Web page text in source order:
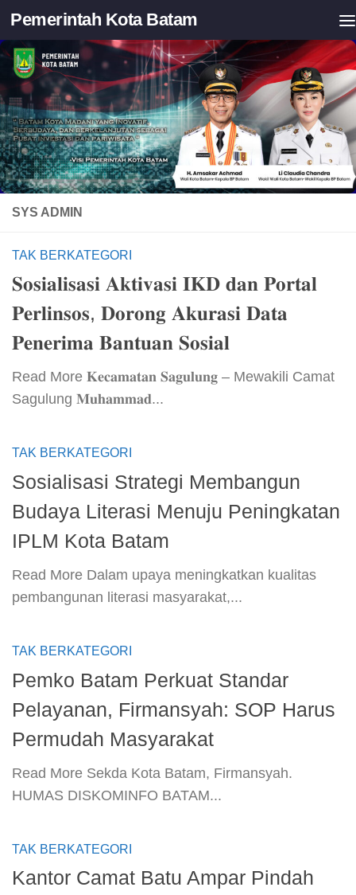
Skip to content
Pemerintah Kota Batam
SYS ADMIN
TAK BERKATEGORI
𝐒𝐨𝐬𝐢𝐚𝐥𝐢𝐬𝐚𝐬𝐢 𝐀𝐤𝐭𝐢𝐯𝐚𝐬𝐢 𝐈𝐊𝐃 𝐝𝐚𝐧 𝐏𝐨𝐫𝐭𝐚𝐥
𝐏𝐞𝐫𝐥𝐢𝐧𝐬𝐨𝐬, 𝐃𝐨𝐫𝐨𝐧𝐠 𝐀𝐤𝐮𝐫𝐚𝐬𝐢 𝐃𝐚𝐭𝐚
𝐏𝐞𝐧𝐞𝐫𝐢𝐦𝐚 𝐁𝐚𝐧𝐭𝐮𝐚𝐧 𝐒𝐨𝐬𝐢𝐚𝐥
​Read More​ 𝐊𝐞𝐜𝐚𝐦𝐚𝐭𝐚𝐧 𝐒𝐚𝐠𝐮𝐥𝐮𝐧𝐠 – Mewakili Camat
Sagulung 𝐌𝐮𝐡𝐚𝐦𝐦𝐚𝐝...
TAK BERKATEGORI
Sosialisasi Strategi Membangun
Budaya Literasi Menuju Peningkatan
IPLM Kota Batam
​Read More​ Dalam upaya meningkatkan kualitas
pembangunan literasi masyarakat,...
TAK BERKATEGORI
Pemko Batam Perkuat Standar
Pelayanan, Firmansyah: SOP Harus
Permudah Masyarakat
​Read More​ Sekda Kota Batam, Firmansyah.
HUMAS DISKOMINFO BATAM...
TAK BERKATEGORI
Kantor Camat Batu Ampar Pindah